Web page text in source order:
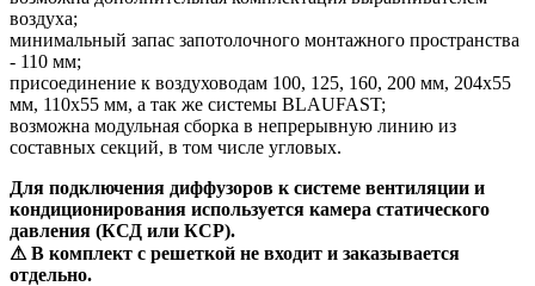
воздуха;
минимальный запас запотолочного монтажного пространства
- 110 мм;
присоединение к воздуховодам 100, 125, 160, 200 мм, 204х55
мм, 110х55 мм, а так же системы BLAUFAST;
возможна модульная сборка в непрерывную линию из
составных секций, в том числе угловых.
Для подключения диффузоров к системе вентиляции и
кондиционирования используется камера статического
давления (КСД или КСР).
⚠ В комплект с решеткой не входит и заказывается
отдельно.